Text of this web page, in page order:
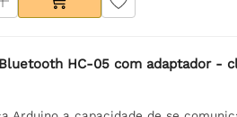
HC-05 com adaptador -